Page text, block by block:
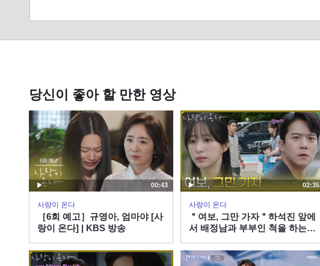
당신이 좋아 할 만한 영상
00:43
사랑이 온다
［6회 예고］규영아, 엄마야 [사
랑이 온다] | KBS 방송
02:35
사랑이 온다
＂여보, 그만 가자＂하석진 앞에
서 배정남과 부부인 척을 하는
260808 방송